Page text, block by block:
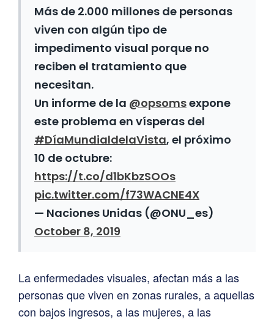
Más de 2.000 millones de personas
viven con algún tipo de
impedimento visual porque no
reciben el tratamiento que
necesitan.
Un informe de la @opsomsexpone
este problema en vísperas del
#DíaMundialdelaVista, el próximo
10 de octubre:
https://t.co/d1bKbzSOOs
pic.twitter.com/f73WACNE4X
— Naciones Unidas (@ONU_es)
October 8, 2019
La enfermedades visuales, afectan más a las
personas que viven en zonas rurales, a aquellas
con bajos ingresos, a las mujeres, a las